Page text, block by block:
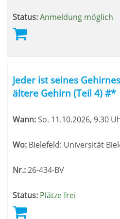
Status:Anmeldung möglich
Jeder ist seines
ältere Gehirn (Teil 4) #*
Wann:So. 11.10.2026, 9.30
Wo: Bielefeld: Universität
Nr.:26-434-BV
Status: Plätze frei